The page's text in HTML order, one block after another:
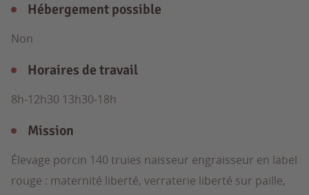
Hébergement possible
Non
Horaires de travail
8h-12h30 13h30-18h
Mission
Élevage porcin 140 truies naisseur engraisseur en label
rouge : maternité liberté, verraterie liberté sur paille,